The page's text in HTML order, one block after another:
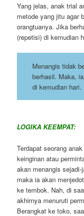
Yang jelas, anak trial
metode yang jitu agar
orangtuanya. Jika
(repetisi) di kemudian
Menangis tidak
berhasil. Maka,
di kemudian hari.
LOGIKA KEEMPAT:
Terdapat seorang
keinginan atau
akan menangis
maka ia akan
ke tembok. Nah, di
akhirnya menuruti
Berangkat ke toko,